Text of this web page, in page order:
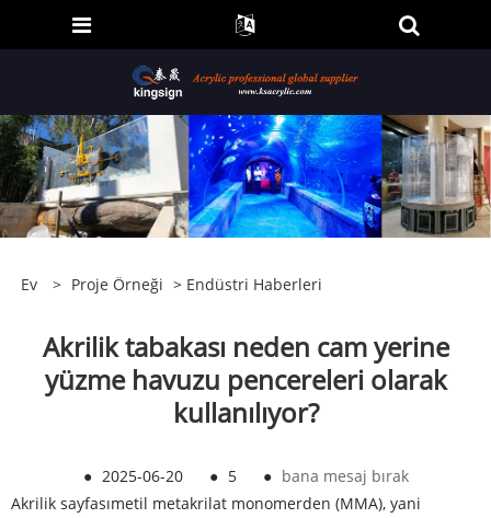
Ev > Proje Örneği > Endüstri Haberleri
Akrilik tabakası neden cam yerine
yüzme havuzu pencereleri olarak
kullanılıyor?
● 2025-06-20 ● 5 ● bana mesaj bırak
Akrilik sayfasımetil metakrilat monomerden (MMA), yani